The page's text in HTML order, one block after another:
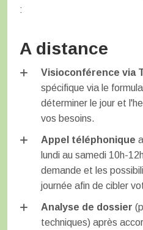
:
A distance
Visioconférence via
spécifique via le
déterminer le jour et
vos besoins.
Appel téléphonique
lundi au samedi 10h-
demande et les
journée afin de cibler
Analyse de dossier
techniques) après